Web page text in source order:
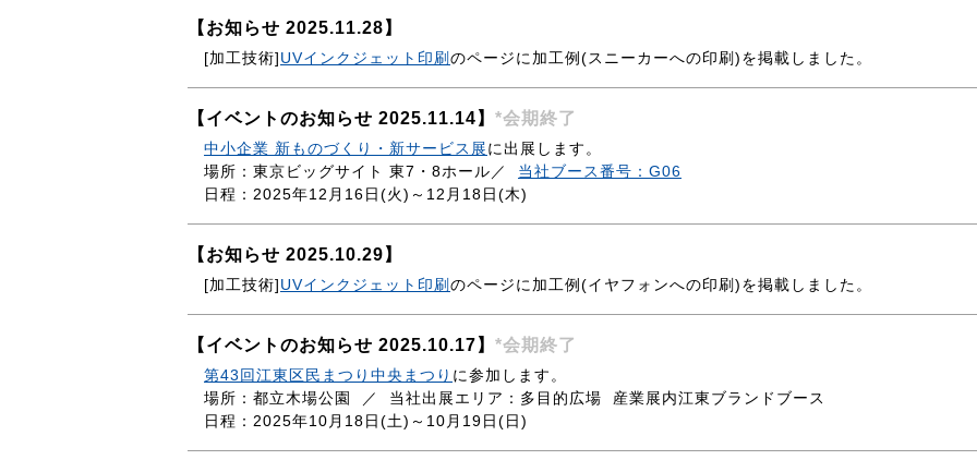
【お知らせ 2025.11.28】
[加工技術]UVインクジェット印刷 のページに加工例(スニーカーへの印刷)を掲載しました。
【イベントのお知らせ 2025.11.14】 *会期終了
中小企業 新ものづくり・新サービス展に出展します。
場所：東京ビッグサイト 東7・8ホール／ 当社ブース番号：G06
日程：2025年12月16日(火)～12月18日(木)
【お知らせ 2025.10.29】
[加工技術]UVインクジェット印刷 のページに加工例(イヤフォンへの印刷)を掲載しました。
【イベントのお知らせ 2025.10.17】 *会期終了
第43回江東区民まつり中央まつり に参加します。
場所：都立木場公園 ／ 当社出展エリア：多目的広場 産業展内江東ブランドブース
日程：2025年10月18日(土)～10月19日(日)